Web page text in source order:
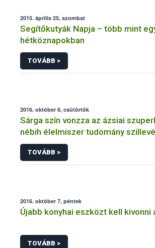
2015. április 25, szombat
Segítőkutyák Napja – több mint
hétköznapokban
TOVÁBB >
2016. október 6, csütörtök
Sárga szín vonzza az ázsiai
nébih élelmiszer tudomány
TOVÁBB >
2016. október 7, péntek
Újabb konyhai eszközt kell kivonni
TOVÁBB >